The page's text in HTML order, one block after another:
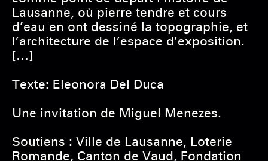
Lausanne, où pierre tendre et cours
d’eau en ont dessiné la topographie, et
l’architecture de l’espace d’exposition.
[…]
Texte: Eleonora Del Duca
Une invitation de Miguel Menezes.
Soutiens : Ville de Lausanne, Loterie
Romande, Canton de Vaud, Fondation